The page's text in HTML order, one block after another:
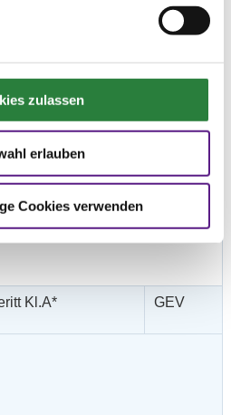
zulassen
erlauben
Cookies verwenden
GEV
Kl.A* GEV